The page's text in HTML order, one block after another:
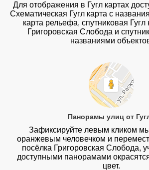
Для отображения в Гугл картах
Схематическая Гугл карта с
карта рельефа, спутниковая Гугл
Григоровская Слобода и
названиями
Панорамы улиц от
Зафиксируйте левым кликом
оранжевым человечком и
посёлка Григоровская Слобода,
доступными панорамами
цвет.